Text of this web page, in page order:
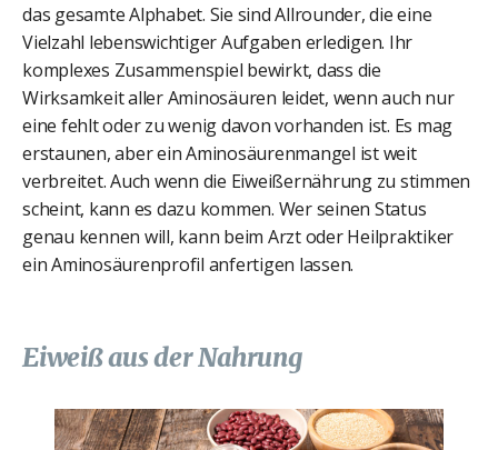
das gesamte Alphabet. Sie sind Allrounder, die eine
Vielzahl lebenswichtiger Aufgaben erledigen. Ihr
komplexes Zusammenspiel bewirkt, dass die
Wirksamkeit aller Aminosäuren leidet, wenn auch nur
eine fehlt oder zu wenig davon vorhanden ist. Es mag
erstaunen, aber ein Aminosäurenmangel ist weit
verbreitet. Auch wenn die Eiweißernährung zu stimmen
scheint, kann es dazu kommen. Wer seinen Status
genau kennen will, kann beim Arzt oder Heilpraktiker
ein Aminosäurenprofil anfertigen lassen.
Eiweiß aus der Nahrung